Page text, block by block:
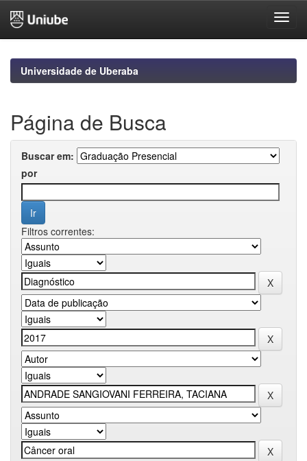
navigationUniversidade de Uberaba
Página de Busca
Buscar em:
por
Filtros correntes: